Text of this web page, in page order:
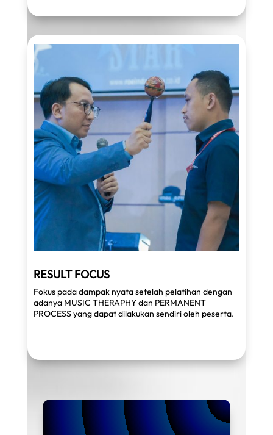
RESULT FOCUS
Fokus pada dampak nyata setelah pelatihan dengan
adanya MUSIC THERAPHY dan PERMANENT
PROCESS yang dapat dilakukan sendiri oleh peserta.